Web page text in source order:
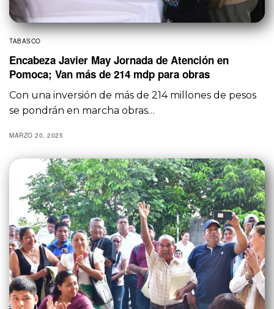
TABASCO
Encabeza Javier May Jornada de Atención en
Pomoca; Van más de 214 mdp para obras
Con una inversión de más de 214 millones de pesos
se pondrán en marcha obras…
MARZO 20, 2025